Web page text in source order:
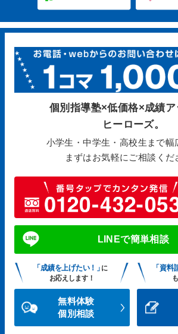
個別指導塾×低価格×成績ア
ヒーローズ。
小学生・中学生・高校生まで幅
まずはお気軽にご相談くだ
LINEで簡単相談
「成績を上げたい！」に
お応えします！
無料体験
個別相談
「資